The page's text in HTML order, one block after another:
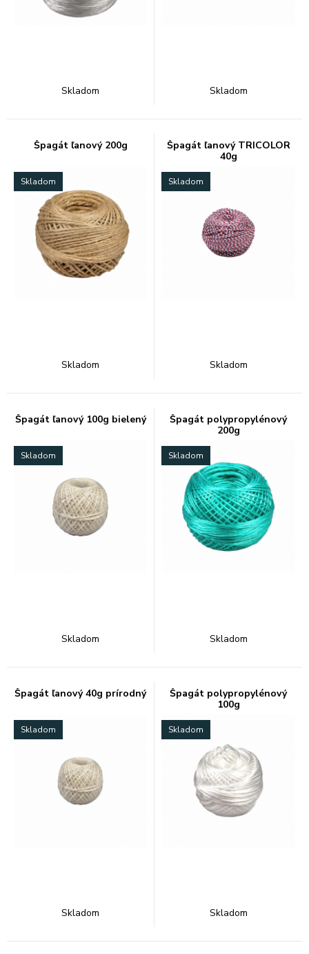
Skladom Skladom
Špagát ľanový 200g
Skladom
Skladom
Špagát ľanový TRICOLOR
40g
Skladom
Skladom
Špagát ľanový 100g bielený
Skladom
Skladom
Špagát polypropylénový
200g
Skladom
Skladom
Špagát ľanový 40g prírodný
Skladom
Skladom
Špagát polypropylénový
100g
Skladom
Skladom